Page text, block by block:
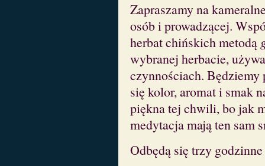
Zapraszamy na
osób i prowadzącej.
herbat chińskich metodą
wybranej herbacie,
czynnościach.
się kolor, aromat i smak
piękna tej chwili, bo jak
medytacja mają ten sam
Odbędą się trzy